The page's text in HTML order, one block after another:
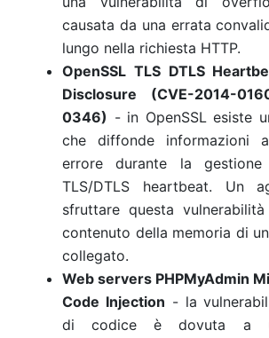
causata da una errata
lungo nella richiesta HTTP.
OpenSSL TLS DTLS
Disclosure (CVE-2014-
0346) - in OpenSSL esiste
che diffonde informazioni
errore durante la
TLS/DTLS heartbeat. Un
sfruttare questa
contenuto della memoria di
collegato.
Web servers PHPMyAdmin
Code Injection - la
di codice è dovuta a